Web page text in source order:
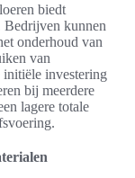
biedt
Bedrijven kunnen
onderhoud van
van
investering
bij meerdere
lagere totale